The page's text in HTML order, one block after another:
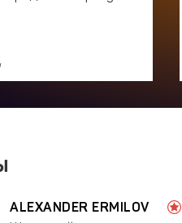
ALEXANDER ERMILOV